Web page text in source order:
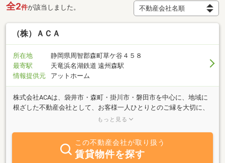
全2件が該当しました。
（株）ＡＣＡ
所在地
静岡県周智郡森町草ケ谷４５８
最寄駅
天竜浜名湖鉄道 遠州森駅
情報提供元
アットホーム
株式会社ACAは、袋井市・森町・掛川市・磐田市を中心に、地域に
根ざした不動産会社として、お客様一人ひとりとのご縁を大切に、
不動産売買・仲介・賃貸・管理のご相談を承っております。「家を
き家のことで困っている」など、不動産に関するお悩みは、お客様
によってさまざまです。私たちは、単に不動産を仲介するだけでな
く、お客様の想いや将来を見据えたご提案を心掛けています。地域
もっと見る
この不動産会社が取り扱う
賃貸物件を探す